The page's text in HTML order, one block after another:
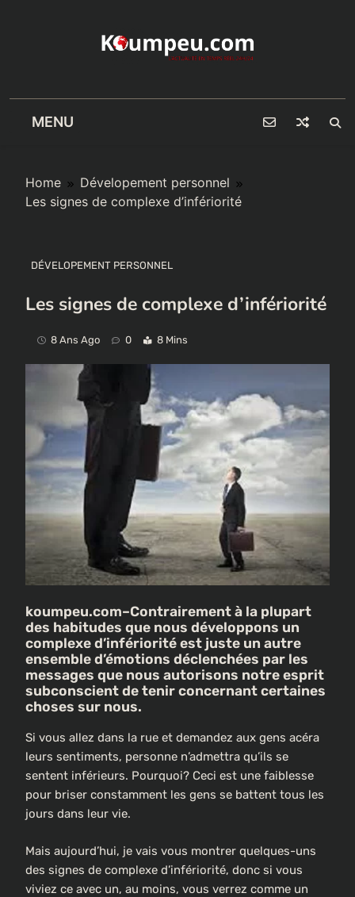
MENU
Home
Dévelopement personnel
Les signes de complexe d’infériorité
DÉVELOPEMENT PERSONNEL
Les signes de complexe d’infériorité
8 Ans Ago 0 8 Mins
koumpeu.com–Contrairement à la plupart
des habitudes que nous développons un
complexe d’infériorité est juste un autre
ensemble d’émotions déclenchées par les
messages que nous autorisons notre esprit
subconscient de tenir concernant certaines
choses sur nous.
Si vous allez dans la rue et demandez aux gens acéra
leurs sentiments, personne n’admettra qu’ils se
sentent inférieurs. Pourquoi? Ceci est une faiblesse
pour briser constamment les gens se battent tous les
jours dans leur vie.
Mais aujourd’hui, je vais vous montrer quelques-uns
des signes de complexe d’infériorité, donc si vous
viviez ce avec un, au moins, vous verrez comme un